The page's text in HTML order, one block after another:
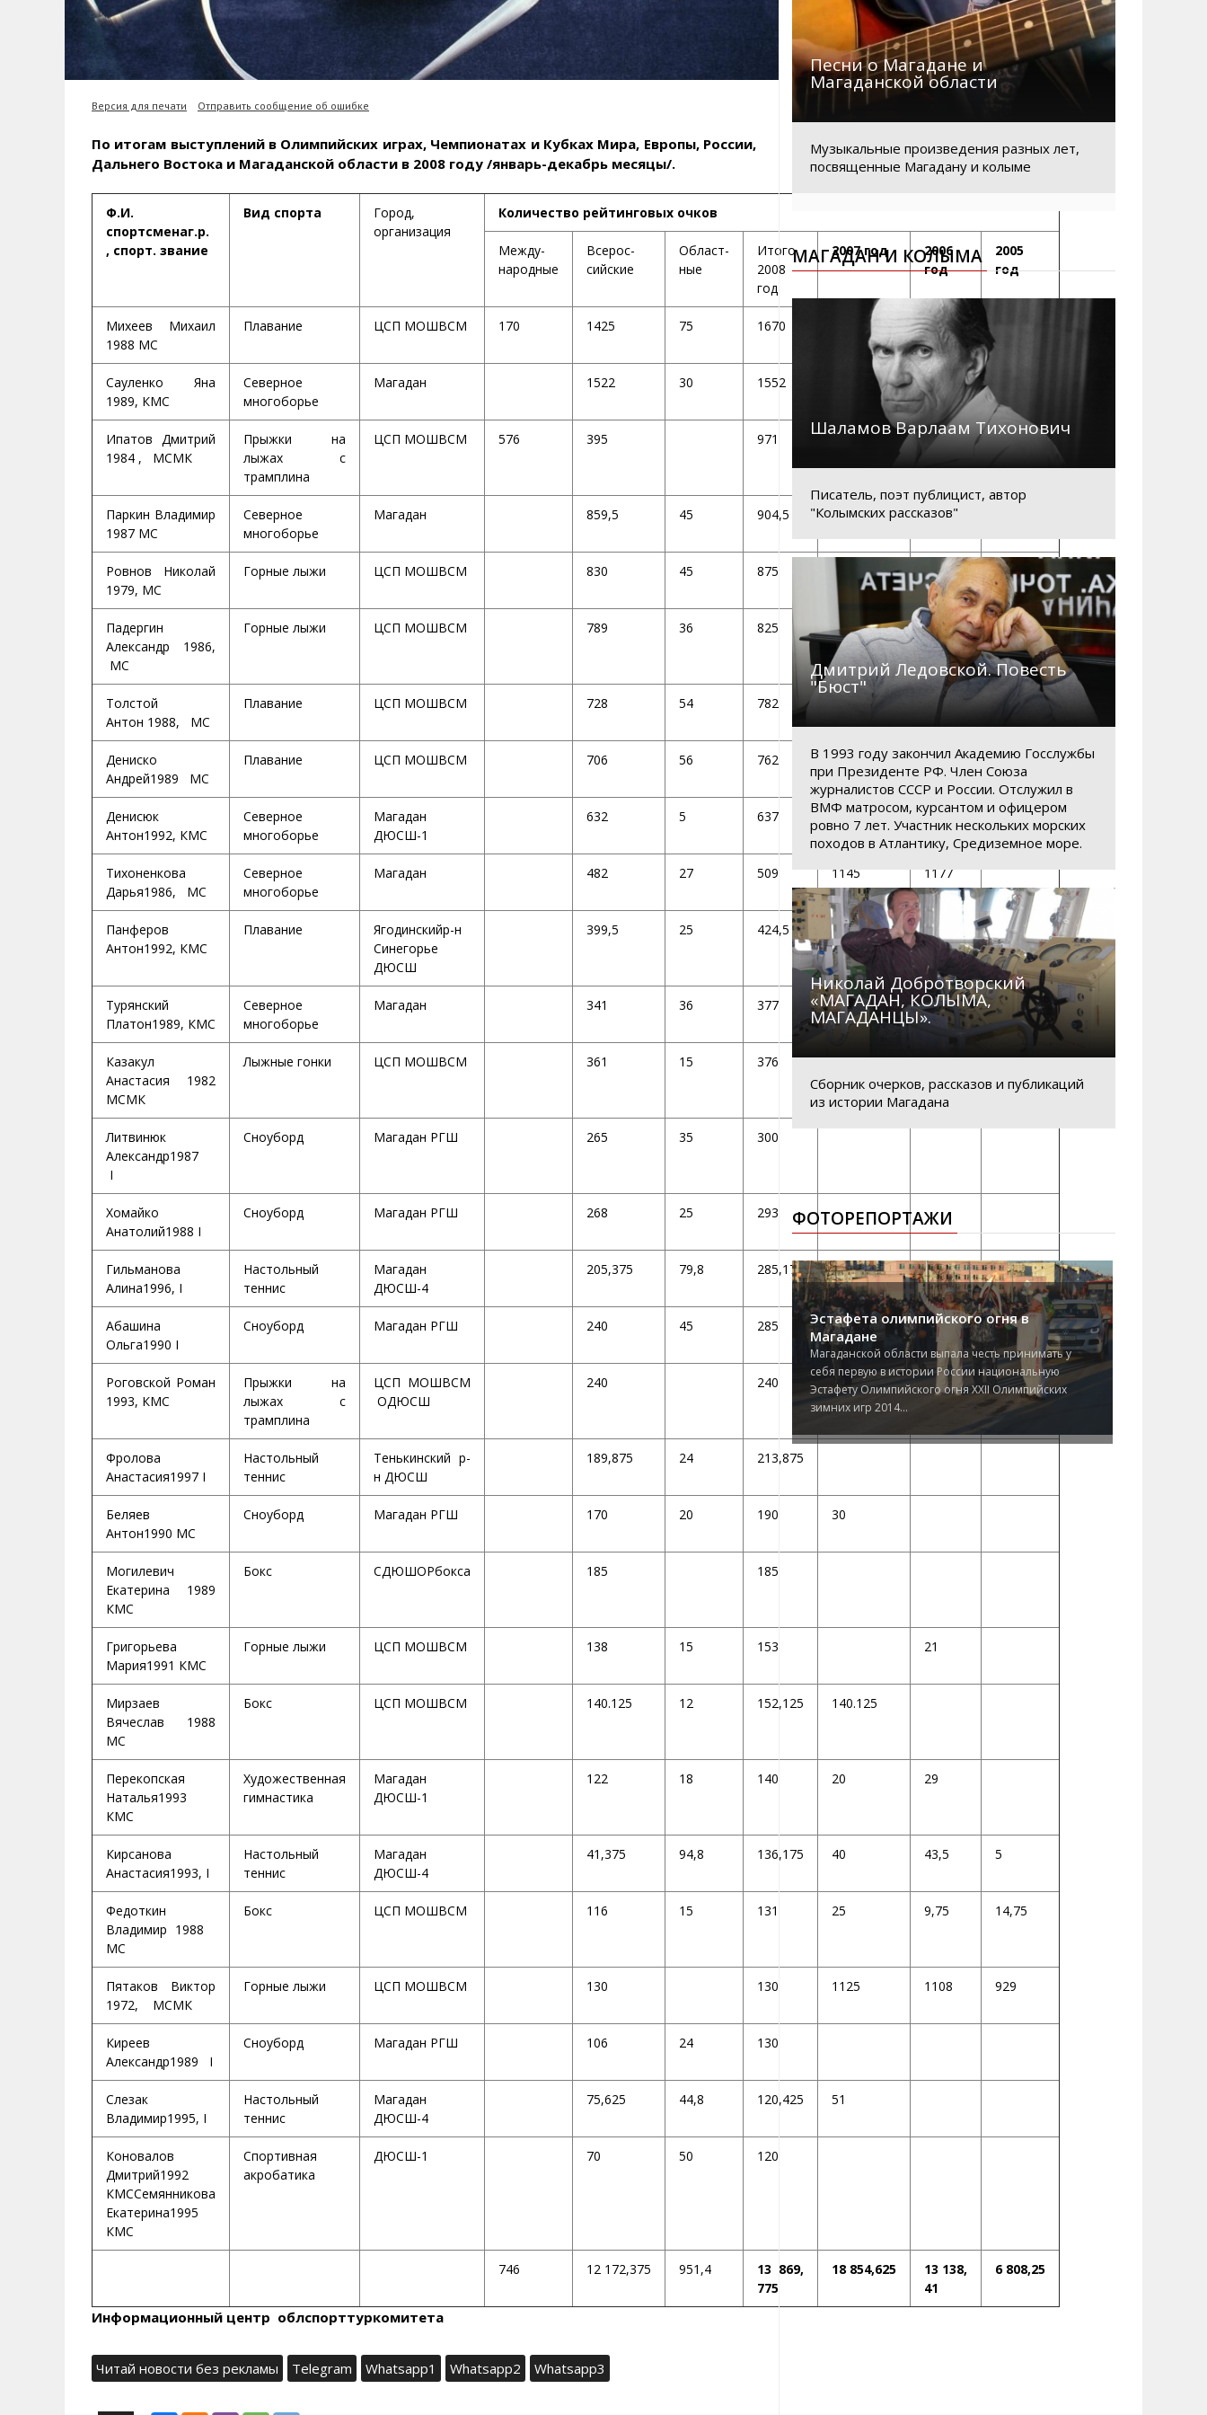
Версия для печати Отправить сообщение об ошибке
По итогам выступлений в Олимпийских играх, Чемпионатах и Кубках Мира, Европы, России,
Дальнего Востока и Магаданской области в 2008 году /январь-декабрь месяцы/.
Ф.И.
спортсменаг.р.
, спорт. звание
Вид спорта
Город,
организация
Количество рейтинговых очков
Между-
народные
Всерос-
сийские
Област-
ные
Итого
2008
год
2007 год
2006
год
2005
год
Михеев Михаил
1988 МС
Плавание ЦСП МОШВСМ 170 1425 75 1670 1783,5
Сауленко Яна
1989, КМС
Северное
многоборье
Магадан 1522 30 1552 495
Ипатов Дмитрий
1984 , МСМК
Прыжки на
лыжах с
трамплина
ЦСП МОШВСМ 576 395 971 7084,5 2440 1764,5
Паркин Владимир
1987 МС
Северное
многоборье
Магадан 859,5 45 904,5 567
Ровнов Николай
1979, МС
Горные лыжи ЦСП МОШВСМ 830 45 875 1250 1678 913
Падергин
Александр 1986,
МС
Горные лыжи ЦСП МОШВСМ 789 36 825 935 560 365
Толстой
Антон 1988, МС
Плавание ЦСП МОШВСМ 728 54 782 896 952,5 405
Дениско
Андрей1989 МС
Плавание ЦСП МОШВСМ 706 56 762 1473,5 677 297
Денисюк
Антон1992, КМС
Северное
многоборье
Магадан
ДЮСШ-1
632 5 637
Тихоненкова
Дарья1986, МС
Северное
многоборье
Магадан 482 27 509 1145 1177
Панферов
Антон1992, КМС
Плавание
Ягодинскийр-н
Синегорье
ДЮСШ
399,5 25 424,5 20 150 93
Турянский
Платон1989, КМС
Северное
многоборье
Магадан 341 36 377 420 16
Казакул
Анастасия 1982
МСМК
Лыжные гонки ЦСП МОШВСМ 361 15 376 1065 1254,5 1364
Литвинюк
Александр1987
I
Сноуборд Магадан РГШ 265 35 300
Хомайко
Анатолий1988 I
Сноуборд Магадан РГШ 268 25 293
Гильманова
Алина1996, I
Настольный
теннис
Магадан
ДЮСШ-4
205,375 79,8 285,175 69 125 10
Абашина
Ольга1990 I
Сноуборд Магадан РГШ 240 45 285
Роговской Роман
1993, КМС
Прыжки на
лыжах с
трамплина
ЦСП МОШВСМ
ОДЮСШ
240 240 55 51,66
Фролова
Анастасия1997 I
Настольный
теннис
Тенькинский р-
н ДЮСШ
189,875 24 213,875
Беляев
Антон1990 МС
Сноуборд Магадан РГШ 170 20 190 30
Могилевич
Екатерина 1989
КМС
Бокс СДЮШОРбокса 185 185
Григорьева
Мария1991 КМС
Горные лыжи ЦСП МОШВСМ 138 15 153 21
Мирзаев
Вячеслав 1988
МС
Бокс ЦСП МОШВСМ 140.125 12 152,125 140.125
Перекопская
Наталья1993
КМС
Художественная
гимнастика
Магадан
ДЮСШ-1
122 18 140 20 29
Кирсанова
Анастасия1993, I
Настольный
теннис
Магадан
ДЮСШ-4
41,375 94,8 136,175 40 43,5 5
Федоткин
Владимир 1988
МС
Бокс ЦСП МОШВСМ 116 15 131 25 9,75 14,75
Пятаков Виктор
1972, МСМК
Горные лыжи ЦСП МОШВСМ 130 130 1125 1108 929
Киреев
Александр1989 I
Сноуборд Магадан РГШ 106 24 130
Слезак
Владимир1995, I
Настольный
теннис
Магадан
ДЮСШ-4
75,625 44,8 120,425 51
Коновалов
Дмитрий1992
КМССемянникова
Екатерина1995
КМС
Спортивная
акробатика
ДЮСШ-1 70 50 120
746 12 172,375 951,4
13 869,
775
18 854,625
13 138,
41
6 808,25
Информационный центр облспорттуркомитета
Читай новости без рекламы Telegram Whatsapp1 Whatsapp2 Whatsapp3
Песни о Магадане и
Магаданской области
Музыкальные произведения разных лет,
посвященные Магадану и колыме
МАГАДАН И КОЛЫМА
Шаламов Варлаам Тихонович
Писатель, поэт публицист, автор
"Колымских рассказов"
Дмитрий Ледовской. Повесть
"Бюст"
В 1993 году закончил Академию Госслужбы
при Президенте РФ. Член Союза
журналистов СССР и России. Отслужил в
ВМФ матросом, курсантом и офицером
ровно 7 лет. Участник нескольких морских
походов в Атлантику, Средиземное море.
Николай Добротворский
«МАГАДАН, КОЛЫМА,
МАГАДАНЦЫ».
Сборник очерков, рассказов и публикаций
из истории Магадана
ФОТОРЕПОРТАЖИ
Эстафета олимпийского огня в
Магадане
Магаданской области выпала честь принимать у
себя первую в истории России национальную
Эстафету Олимпийского огня XXII Олимпийских
зимних игр 2014...